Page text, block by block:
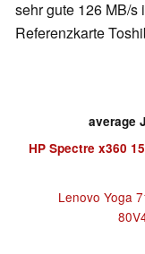
sehr gute 126 MB/s
Referenzkarte
average
HP Spectre x360
Lenovo Yoga